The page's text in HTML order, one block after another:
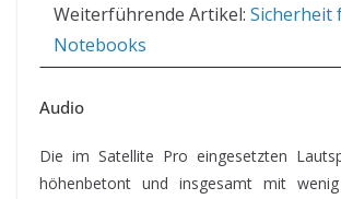
Weiterführende Artikel: Sicherheit
Notebooks
Audio
Die im Satellite Pro eingesetzten
höhenbetont und insgesamt mit